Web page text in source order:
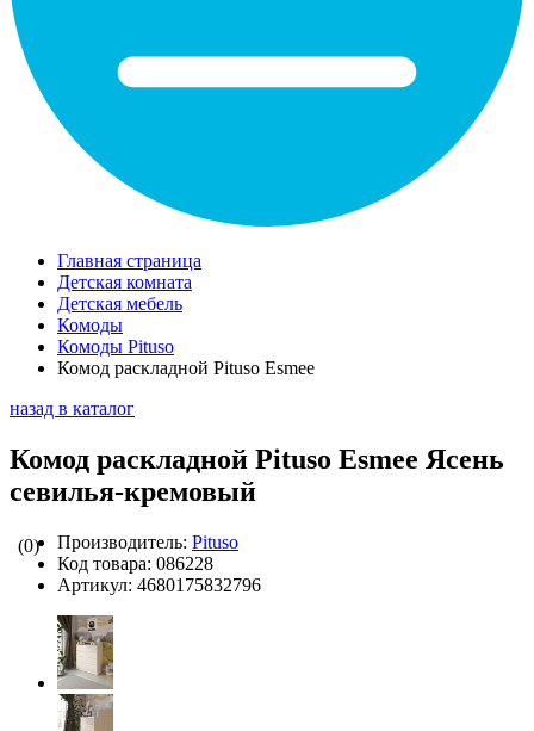
Главная страница
Детская комната
Детская мебель
Комоды
Комоды Pituso
Комод раскладной Pituso Esmee
назад в каталог
Комод раскладной Pituso Esmee Ясень
севилья-кремовый
(0) Производитель: Pituso
Код товара: 086228
Артикул: 4680175832796